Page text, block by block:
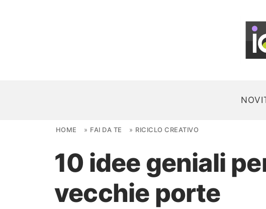
NOVITÀ
AMBIENTI
HOME » FAI DA TE » RICICLO CREATIVO
10 idee geniali
vecchie porte